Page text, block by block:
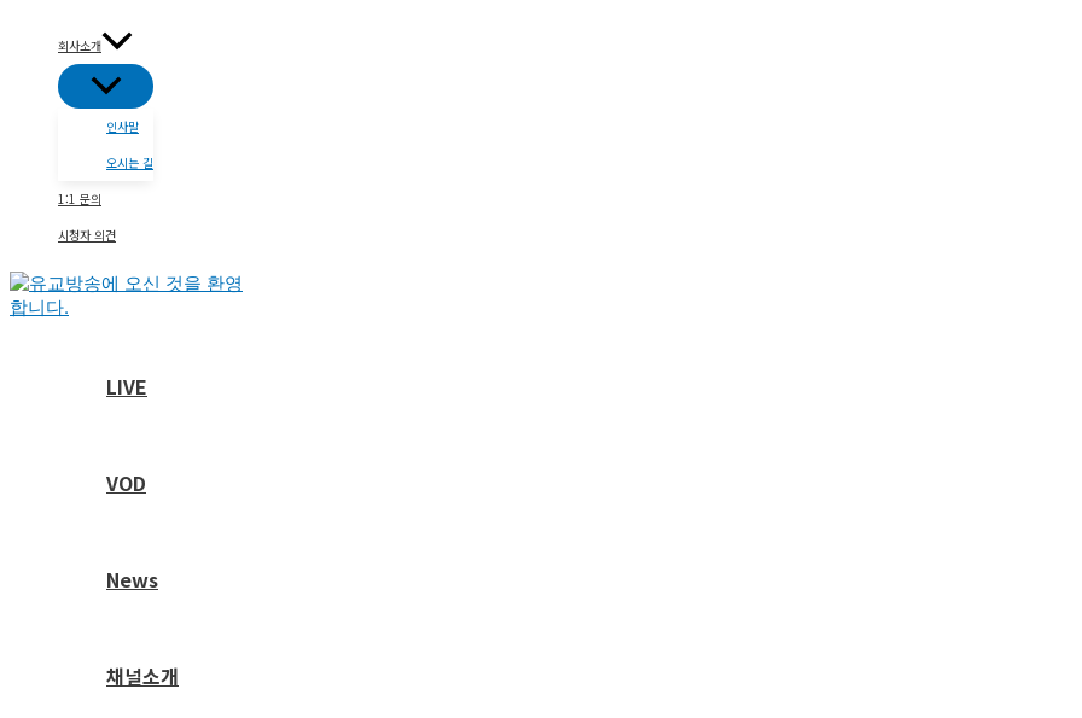
회사소개
메
뉴
인사말
오시는 길
1:1 문의
시청자 의견
LIVE
VOD
News
채널소개